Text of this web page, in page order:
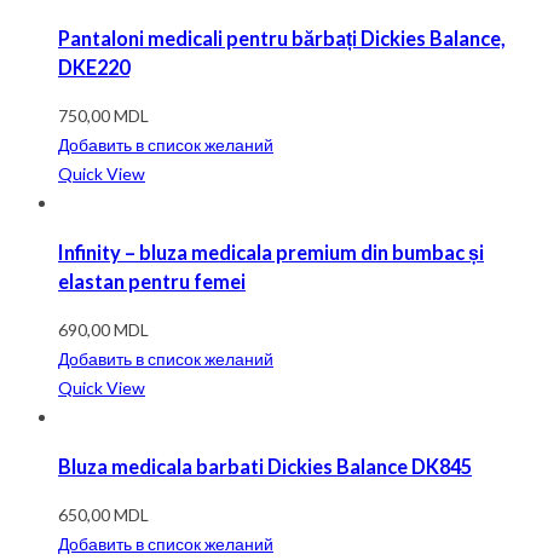
Pantaloni medicali pentru bărbați Dickies Balance,
DKE220
750,00MDL
Добавить в список желаний
Quick View
Infinity – bluza medicala premium din bumbac și
elastan pentru femei
690,00MDL
Добавить в список желаний
Quick View
Bluza medicala barbati Dickies Balance DK845
650,00MDL
Добавить в список желаний